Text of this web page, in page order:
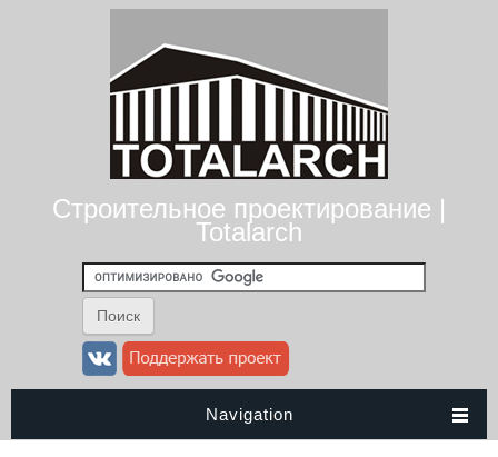
Строительное проектирование |
Totalarch
Navigation